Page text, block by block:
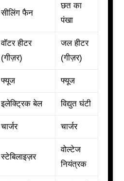
सीलिंग फैन
छत का
पंखा
वॉटर हीटर
(गीज़र)
जल हीटर
(गीज़र)
फ्यूज फ्यूज
इलेक्ट्रिक बेल विद्युत घंटी
चार्जर चार्जर
स्टेबिलाइज़र
वोल्टेज
नियंत्रक